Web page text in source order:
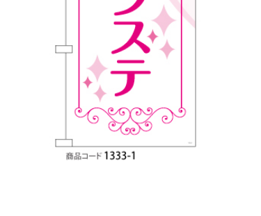
その他
OTHER ITEMS
関連アイテムを見る
オリジナルオーダー制作事例